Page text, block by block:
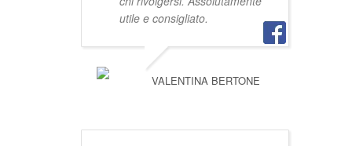
utile e consigliato.
VALENTINA BERTONE